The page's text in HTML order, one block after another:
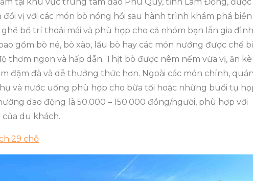
vị với các món bò nóng hổi sau hành trình khám phá biển
bố trí thoải mái và phù hợp cho cả nhóm bạn lẫn gia đình
gồm bò né, bò xào, lẩu bò hay các món nướng được chế
thơm ngon và hấp dẫn. Thịt bò được nêm nếm vừa vị, ăn
đậm đà và dễ thưởng thức hơn. Ngoài các món chính, quán
và nước uống phù hợp cho bữa tối hoặc những buổi tụ
dao động là 50.000 – 150.000 đồng/người, phù hợp với
du khách.
29 chỗ